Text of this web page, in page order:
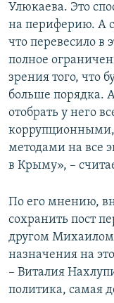
Улюкаева. Это
на периферию. А с
что перевесило в
полное
зрения того, что
больше порядка.
отобрать у него
методами на все
в Крыму», –
По его мнению,
сохранить пост
другом
назначения на
– Виталия
политика, самая